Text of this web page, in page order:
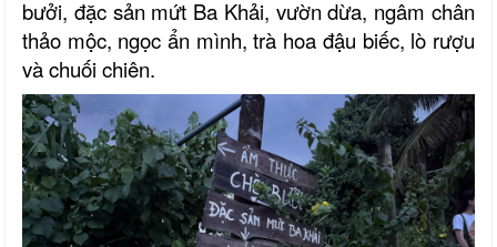
bưởi, đặc sản mứt Ba Khải, vườn dừa, ngâm chân
thảo mộc, ngọc ẩn mình, trà hoa đậu biếc, lò rượu
và chuối chiên.